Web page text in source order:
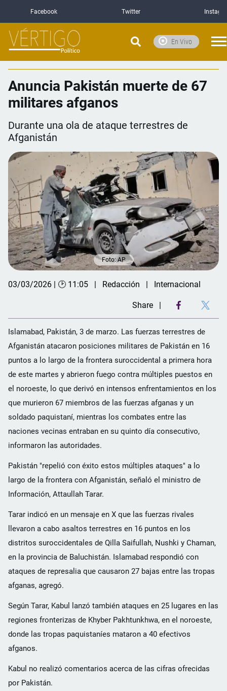
Facebook Twitter
En Vivo
Anuncia Pakistán muerte de 67
militares afganos
Durante una ola de ataque terrestres de
Afganistán
Foto: AP
03/03/2026 | 🕑 11:05 Redacción Internacional
Share
Islamabad, Pakistán, 3 de marzo. Las fuerzas terrestres de
Afganistán atacaron posiciones militares de Pakistán en 16
puntos a lo largo de la frontera suroccidental a primera hora
de este martes y abrieron fuego contra múltiples puestos en
el noroeste, lo que derivó en intensos enfrentamientos en los
que murieron 67 miembros de las fuerzas afganas y un
soldado paquistaní, mientras los combates entre las
naciones vecinas entraban en su quinto día consecutivo,
informaron las autoridades.
Pakistán "repelió con éxito estos múltiples ataques" a lo
largo de la frontera con Afganistán, señaló el ministro de
Información, Attaullah Tarar.
Tarar indicó en un mensaje en X que las fuerzas rivales
llevaron a cabo asaltos terrestres en 16 puntos en los
distritos suroccidentales de Qilla Saifullah, Nushki y Chaman,
en la provincia de Baluchistán. Islamabad respondió con
ataques de represalia que causaron 27 bajas entre las tropas
afganas, agregó.
Según Tarar, Kabul lanzó también ataques en 25 lugares en las
regiones fronterizas de Khyber Pakhtunkhwa, en el noroeste,
donde las tropas paquistaníes mataron a 40 efectivos
afganos.
Kabul no realizó comentarios acerca de las cifras ofrecidas
por Pakistán.